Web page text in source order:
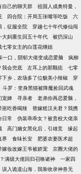
自己的聊天群
祖国人成奥特曼，
四合院：开局五张嘴等吃饭
六
，征服全院
穿越七十年代修仙闯
大妈重生回五十年代
被扔深山
七零女主的白莲花继姐
一口，阴郁大佬变成恋爱脑
疯柳
我会兜底 左耳上的那颗痣
七零
下乡，农场多了位貌美小辣椒
穿
斗罗：变身黑猫被降魔捡回武魂
宠婢 寻亲者
老弟你再恋爱脑，
崽吃香喝辣
替嫁糙汉夫君？我携
日常
伪装乖乖女？被贵校大佬亲
高门嫡女黑化后，引雄竞
缘起
界 食味长安
肥婆农妻医术超
嫁妆改嫁王爷被娇宠
京圈大佬的
满级大佬回归召唤诸神
一家四
误入诡道山海，我靠收录神兽无